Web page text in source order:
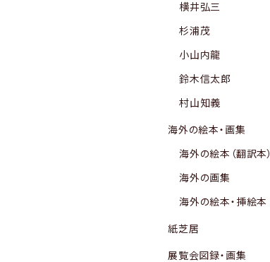
横井弘三
杉浦茂
小山内龍
鈴木信太郎
村山知義
海外の絵本・画集
海外の絵本（翻訳本）
海外の画集
海外の絵本・挿絵本
紙芝居
展覧会図録・画集